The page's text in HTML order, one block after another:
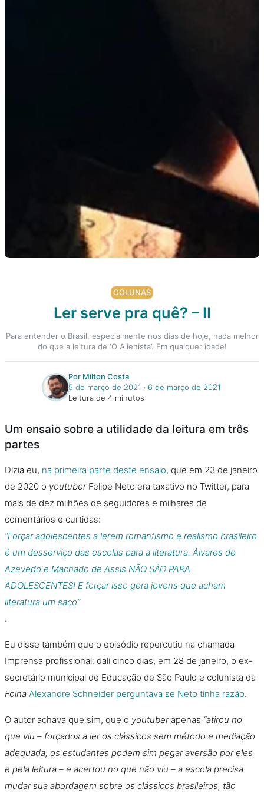
COLUNAS
Ler serve pra quê? – II
Para entender o Brasil, especialmente nos dias de hoje, nada melhor
do que a leitura de ‘O Alienista’. Em qualquer idade!
Por Milton Costa
5 de março de 2021 ‧ 6 de março de 2021
Leitura de 4 minutos
Um ensaio sobre a utilidade da leitura em três
partes
Dizia eu, na primeira parte deste ensaio, que em 23 de janeiro
de 2020 o youtuberFelipe Neto era taxativo no Twitter, para
mais de dez milhões de seguidores e milhares de
comentários e curtidas:
“Forçar adolescentes a lerem romantismo e realismo brasileiro
é um desserviço das escolas para a literatura. Álvares de
Azevedo e Machado de Assis NÃO SÃO PARA
ADOLESCENTES! E forçar isso gera jovens que acham
literatura um saco”
.
Eu disse também que o episódio repercutiu na chamada
Imprensa profissional: dali cinco dias, em 28 de janeiro, o ex-
secretário municipal de Educação de São Paulo e colunista da
Folha Alexandre Schneider perguntava se Neto tinha razão.
O autor achava que sim, que o youtuberapenas “atirou no
que viu – forçados a ler os clássicos sem método e mediação
adequada, os estudantes podem sim pegar aversão por eles
e pela leitura – e acertou no que não viu – a escola precisa
mudar sua abordagem sobre os clássicos brasileiros, tão